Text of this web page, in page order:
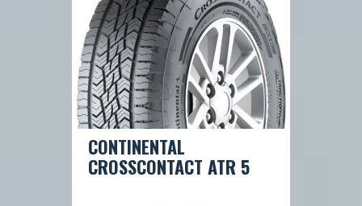
CONTINENTAL
CROSSCONTACT ATR 5